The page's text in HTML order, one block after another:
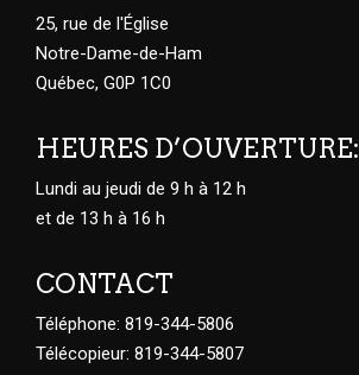
25, rue de l'Église
Notre-Dame-de-Ham
Québec, G0P 1C0
HEURES D’OUVERTURE:
Lundi au jeudi de 9 h à 12 h
et de 13 h à 16 h
CONTACT
Téléphone: 819-344-5806
Télécopieur: 819-344-5807